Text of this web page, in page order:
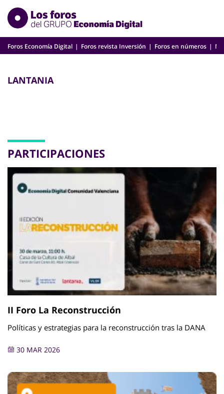
Skip
content
Foros Economía Digital Foros revista Inversión Foros en números
LANTANIA
PARTICIPACIONES
II Foro La Reconstrucción
Políticas y estrategias para la reconstrucción tras la DANA
30 MAR 2026